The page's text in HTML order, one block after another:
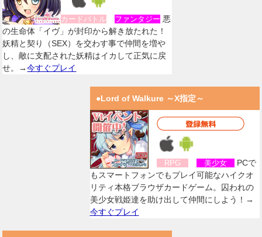
カードバトル ファンタジー 悪
の生命体「イヴ」が封印から解き放たれた！
妖精と契り（SEX）を交わす事で仲間を増や
し、敵に支配された妖精はイカして正気に戻
せ。→今すぐプレイ
●Lord of Walkure ～X指定～
RPG 美少女
PCで
もスマートフォンでもプレイ可能なハイクオ
リティ本格ブラウザカードゲーム。囚われの
美少女戦姫達を助け出して仲間にしよう！→
今すぐプレイ